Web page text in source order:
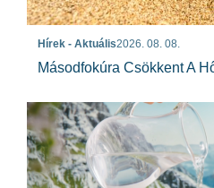
Hírek - Aktuális2026. 08. 08.
Másodfokúra Csökkent A